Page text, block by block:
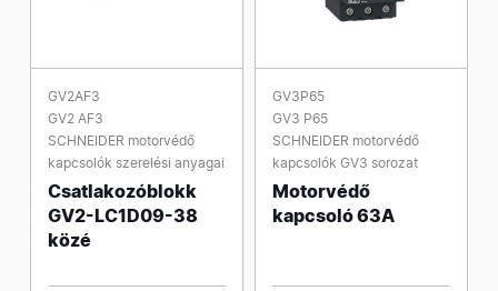
GV2AF3
GV2 AF3
SCHNEIDER motorvédő
kapcsolók szerelési anyagai
Csatlakozóblokk
GV2-LC1D09-38
közé
GV3P65
GV3 P65
SCHNEIDER motorvédő
kapcsolók GV3 sorozat
Motorvédő
kapcsoló 63A